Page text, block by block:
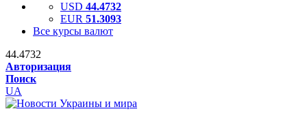
USD 44.4732
EUR 51.3093
Все курсы валют
44.4732
Авторизация
Поиск
UA